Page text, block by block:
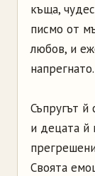
къща,
писмо от
любов, и
напрегнато.
Съпругът й
и децата й
Своята